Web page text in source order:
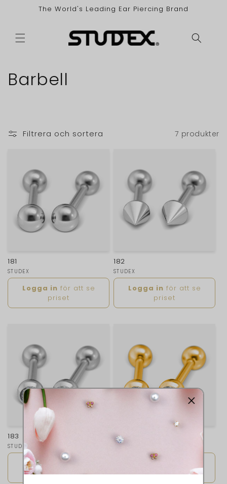
vidareThe World's Leading Ear Piercing Brand
P
d
s
r
e
Barbell
Filtrera och sortera 7 produkter
181
Säljare:
STUDEX
Ordinarie
Logga in för att se
priset
182
Säljare:
STUDEX
Ordinarie
Logga in för att se
priset
183
Säljare:
STUDEX
Ordinarie
Logga in
för att se
priset
368
Säljare:
STUDEX
Ordinarie
Logga in
priset